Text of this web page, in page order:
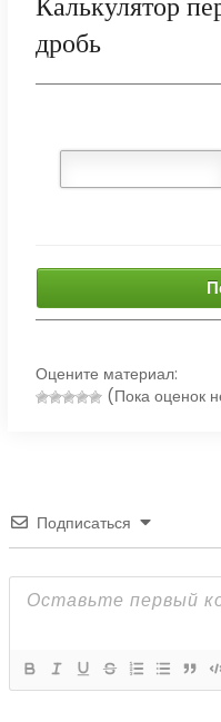
дробь
Оцените материал:
(Пока оценок
Подписаться